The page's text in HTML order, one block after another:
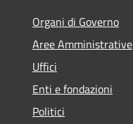
Organi di Governo
Aree Amministrative
Uffici
Enti e fondazioni
Politici